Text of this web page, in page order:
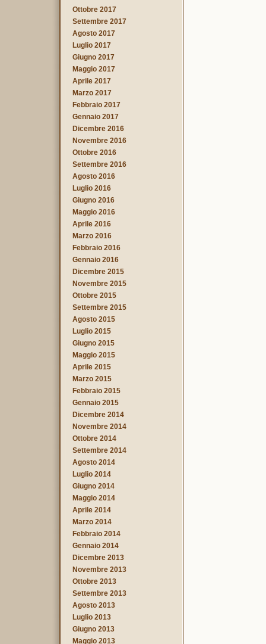
Ottobre 2017
Settembre 2017
Agosto 2017
Luglio 2017
Giugno 2017
Maggio 2017
Aprile 2017
Marzo 2017
Febbraio 2017
Gennaio 2017
Dicembre 2016
Novembre 2016
Ottobre 2016
Settembre 2016
Agosto 2016
Luglio 2016
Giugno 2016
Maggio 2016
Aprile 2016
Marzo 2016
Febbraio 2016
Gennaio 2016
Dicembre 2015
Novembre 2015
Ottobre 2015
Settembre 2015
Agosto 2015
Luglio 2015
Giugno 2015
Maggio 2015
Aprile 2015
Marzo 2015
Febbraio 2015
Gennaio 2015
Dicembre 2014
Novembre 2014
Ottobre 2014
Settembre 2014
Agosto 2014
Luglio 2014
Giugno 2014
Maggio 2014
Aprile 2014
Marzo 2014
Febbraio 2014
Gennaio 2014
Dicembre 2013
Novembre 2013
Ottobre 2013
Settembre 2013
Agosto 2013
Luglio 2013
Giugno 2013
Maggio 2013